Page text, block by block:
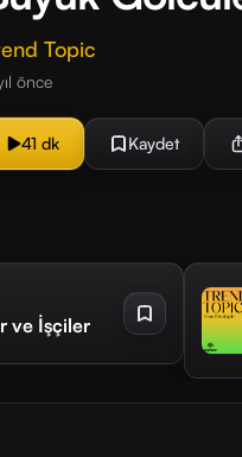
Topic
önce
41 dk Kaydet
ve İşçiler